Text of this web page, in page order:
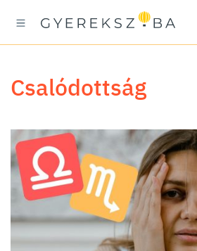
csalódottság